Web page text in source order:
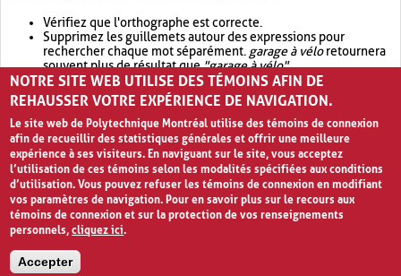
Vérifiez que l'orthographe est correcte.
Supprimez les guillemets autour des expressions pour
rechercher chaque mot séparément. garage à véloretournera
souvent plus de résultat que"garage à vélo".
Envisagez d'élargir votre recherche avec OR.garage OR vélo
retournera souvent plus de résultat quegarage à vélo
NOTRE SITE WEB UTILISE DES TÉMOINS AFIN DE
REHAUSSER VOTRE EXPÉRIENCE DE NAVIGATION.
Le site web de Polytechnique Montréal utilise des témoins de connexion
afin de recueillir des statistiques générales et offrir une meilleure
expérience à ses visiteurs. En naviguant sur le site, vous acceptez
l’utilisation de ces témoins selon les modalités spécifiées aux conditions
d’utilisation. Vous pouvez refuser les témoins de connexion en modifiant
vos paramètres de navigation. Pour en savoir plus sur le recours aux
témoins de connexion et sur la protection de vos renseignements
personnels,cliquez ici.
Accepter